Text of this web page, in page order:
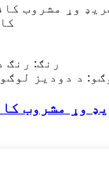
رنګ: رنګ
د دودیز